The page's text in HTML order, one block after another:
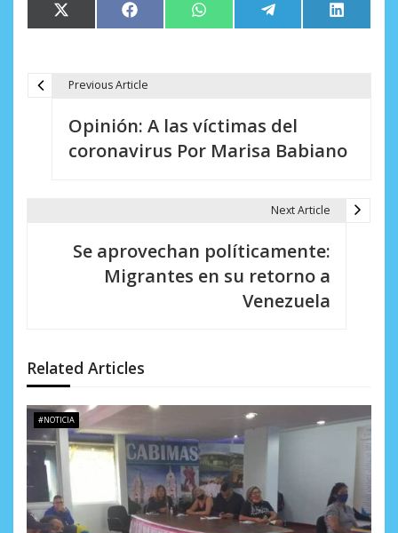
Compartir
en
X
(Twitter)
Compartir
en
Facebook Compartir
en
WhatsApp Compartir
en
Telegram
en
LinkedIn
ó
n
d
e
e
n
Previous Article
Opinión: A las víctimas del
coronavirus Por Marisa Babiano
Next Article
Se aprovechan políticamente:
Migrantes en su retorno a
Venezuela
Related Articles
#NOTICIA